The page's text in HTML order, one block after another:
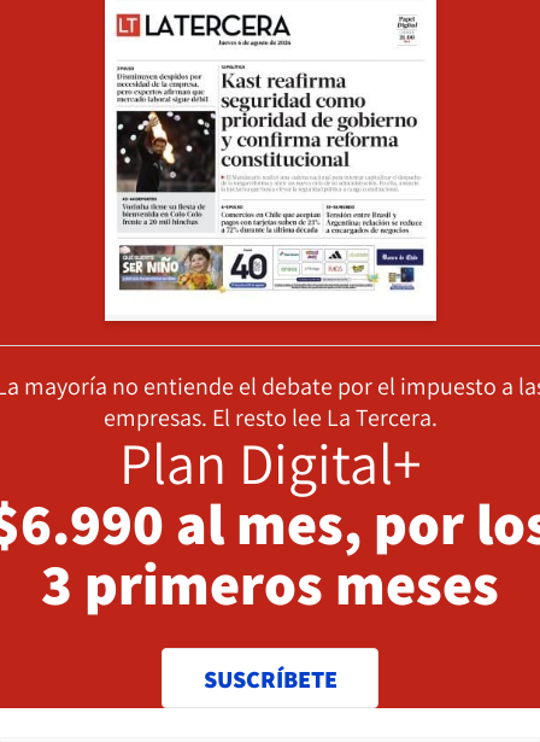
mayoría no entiende el debate por el impuesto a
empresas. El resto lee La Tercera.
Plan Digital+
al mes, por
3 primeros meses
SUSCRÍBETE